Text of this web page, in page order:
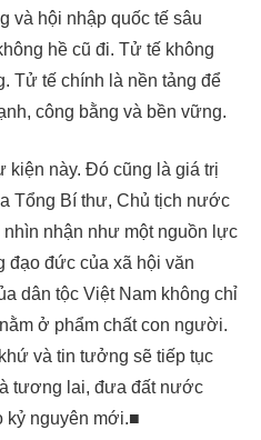
và hội nhập quốc tế sâu
hề cũ đi. Tử tế không
Tử tế chính là nền tảng để
công bằng và bền vững.
này. Đó cũng là giá trị
Tổng Bí thư, Chủ tịch nước
nhận như một nguồn lực
đạo đức của xã hội văn
dân tộc Việt Nam không chỉ
ở phẩm chất con người.
và tin tưởng sẽ tiếp tục
tương lai, đưa đất nước
kỷ nguyên mới.■